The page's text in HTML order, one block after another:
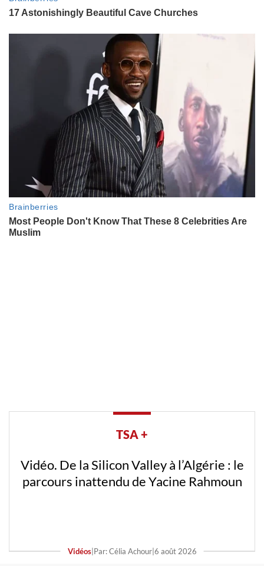
TSA +
Vidéo. De la Silicon Valley à l’Algérie : le
parcours inattendu de Yacine Rahmoun
Vidéos| Par: Célia Achour| 6 août 2026